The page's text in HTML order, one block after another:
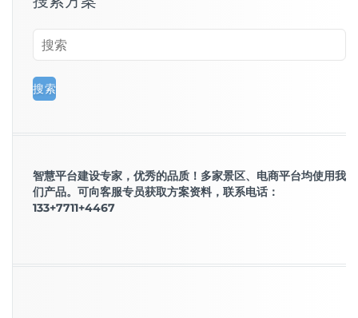
智慧平台建设专家，优秀的品质！多家景区、电商平台均使用我
们产品。可向客服专员获取方案资料，联系电话：
133+7711+4467